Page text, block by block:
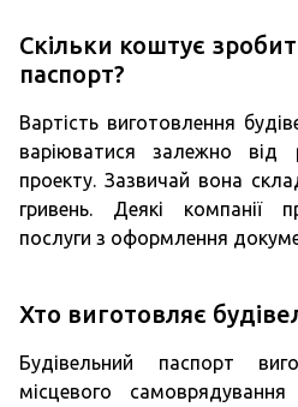
Скільки коштує
паспорт?
Вартість виготовлення
варіюватися залежно від
проекту. Зазвичай вона
гривень. Деякі компанії
послуги з оформлення
Хто виготовляє
Будівельний паспорт
місцевого